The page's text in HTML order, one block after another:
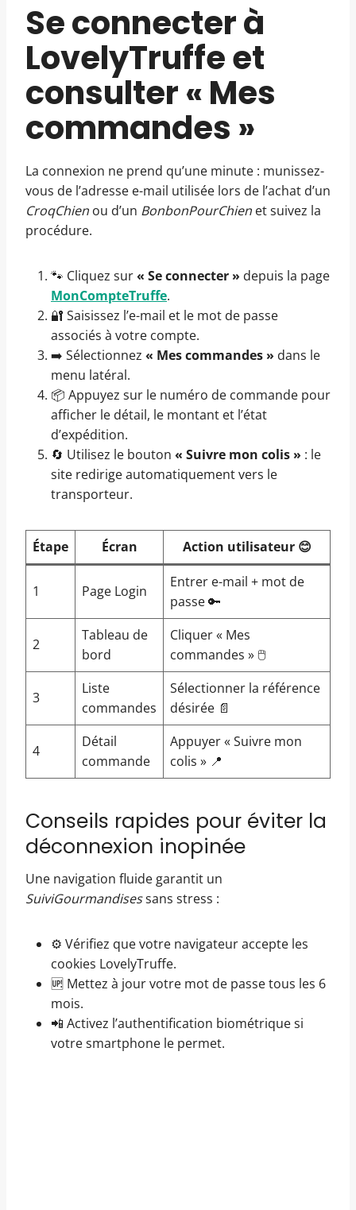
Se connecter à
LovelyTruffe et
consulter « Mes
commandes »
La connexion ne prend qu’une minute : munissez-
vous de l’adresse e-mail utilisée lors de l’achat d’un
CroqChien ou d’un BonbonPourChien et suivez la
procédure.
🐾 Cliquez sur« Se connecter » depuis la page
MonCompteTruffe.
🔐 Saisissez l’e-mail et le mot de passe
associés à votre compte.
➡️ Sélectionnez « Mes commandes » dans le
menu latéral.
📦 Appuyez sur le numéro de commande pour
afficher le détail, le montant et l’état
d’expédition.
🔄 Utilisez le bouton « Suivre mon colis » : le
site redirige automatiquement vers le
transporteur.
Étape Écran Action utilisateur 😊
1 Page Login
Entrer e-mail + mot de
passe 🔑
2
Tableau de
bord
Cliquer « Mes
commandes » 🖱️
3
Liste
commandes
Sélectionner la référence
désirée 📄
4
Détail
commande
Appuyer « Suivre mon
colis » 📍
Conseils rapides pour éviter la
déconnexion inopinée
Une navigation fluide garantit un
SuiviGourmandisessans stress :
⚙️ Vérifiez que votre navigateur accepte les
cookies LovelyTruffe.
🆙 Mettez à jour votre mot de passe tous les 6
mois.
📲 Activez l’authentification biométrique si
votre smartphone le permet.